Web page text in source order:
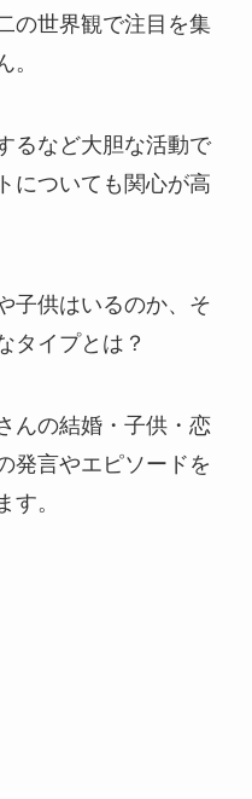
の世界観で注目を集
。
るなど大胆な活動で
についても関心が高
子供はいるのか、そ
タイプとは？
んの結婚・子供・恋
発言やエピソードを
す。